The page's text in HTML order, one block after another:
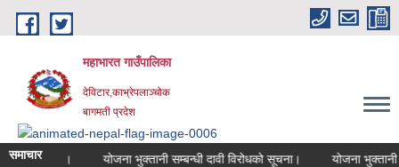
Skip to main content
महाभारत गाउँपालिका
देविटार,काभ्रेपलाञ्चोक
बागमती प्रदेश
समाचार
सम्बन्धमा। योजना भुक्तानी सम्बन्धी दावी विरोधको सूचना। योजना भुक्तानी